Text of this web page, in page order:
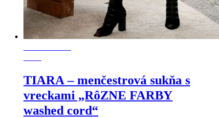
TIARA – menčestrová sukňa s
vreckami „RôZNE FARBY
washed cord“